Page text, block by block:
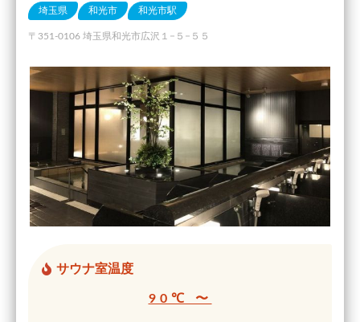
埼玉県 和光市 和光市駅
〒351-0106 埼玉県和光市広沢１−５−５５
サウナ室温度
90℃ 〜